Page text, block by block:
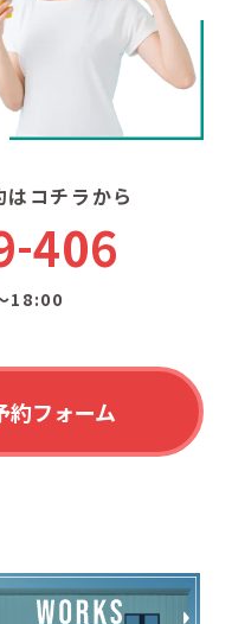
コチラから
406
18:00
約フォーム